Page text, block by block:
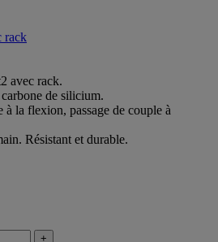
rack
avec rack.
de silicium.
à la flexion, passage de couple à
Résistant et durable.
+